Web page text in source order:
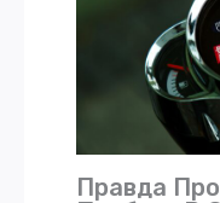
Правда